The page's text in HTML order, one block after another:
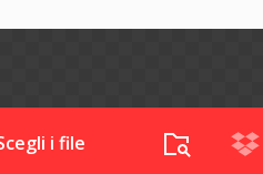
i file